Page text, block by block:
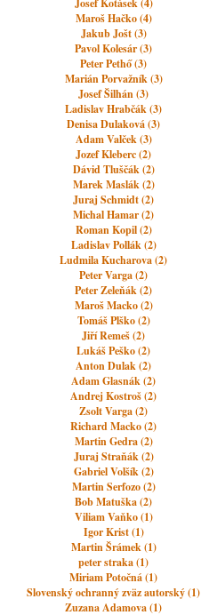
Josef Kotásek (4)
Maroš Hačko (4)
Jakub Jošt (3)
Pavol Kolesár (3)
Peter Pethő (3)
Marián Porvažník (3)
Josef Šilhán (3)
Ladislav Hrabčák (3)
Denisa Dulaková (3)
Adam Valček (3)
Jozef Kleberc (2)
Dávid Tluščák (2)
Marek Maslák (2)
Juraj Schmidt (2)
Michal Hamar (2)
Roman Kopil (2)
Ladislav Pollák (2)
Ludmila Kucharova (2)
Peter Varga (2)
Peter Zeleňák (2)
Maroš Macko (2)
Tomáš Plško (2)
Jiří Remeš (2)
Lukáš Peško (2)
Anton Dulak (2)
Adam Glasnák (2)
Andrej Kostroš (2)
Zsolt Varga (2)
Richard Macko (2)
Martin Gedra (2)
Juraj Straňák (2)
Gabriel Volšík (2)
Martin Serfozo (2)
Bob Matuška (2)
Viliam Vaňko (1)
Igor Krist (1)
Martin Šrámek (1)
peter straka (1)
Miriam Potočná (1)
Slovenský ochranný zväz autorský (1)
Zuzana Adamova (1)